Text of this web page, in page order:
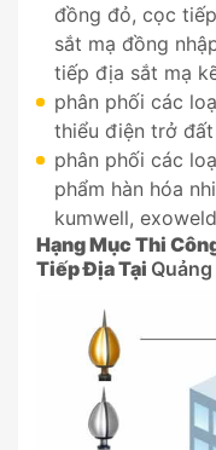
đồng đỏ, cọc
sắt mạ đồng
tiếp địa sắt mạ
phân phối các
thiểu điện trở
phân phối các
phẩm hàn hóa
kumwell,
Hạng Mục Thi
Tiếp Địa Tại Quảng